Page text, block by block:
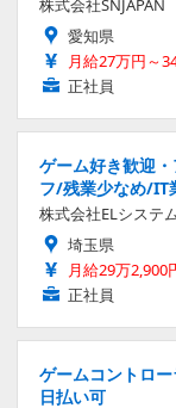
株式会社SNJAPAN
愛知県
月給27万円～
正社員
ゲーム好き歓迎
フ/残業少なめ/IT
株式会社ELシステ
埼玉県
月給29万2,900
正社員
ゲームコントロ
日払い可